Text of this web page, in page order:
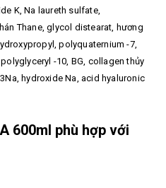
K, Na laureth sulfate,
Thane, glycol distearat, hương
polyquaternium -7,
-10, BG, collagen thủy
hydroxide Na, acid hyaluronic
600ml phù hợp với